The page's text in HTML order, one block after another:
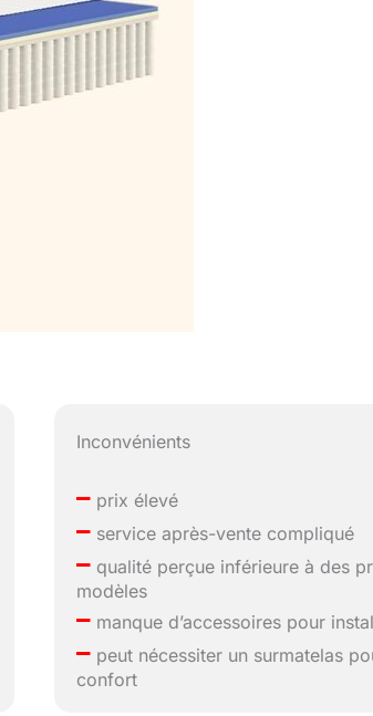
Inconvénients
– prix élevé
– service après-vente compliqué
– qualité perçue inférieure à des
modèles
– manque d’accessoires pour
– peut nécessiter un surmatelas
confort